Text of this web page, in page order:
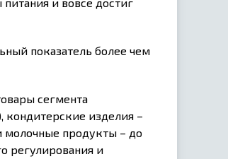
показатель более чем
сегмента
кондитерские изделия –
молочные продукты – до
регулирования и